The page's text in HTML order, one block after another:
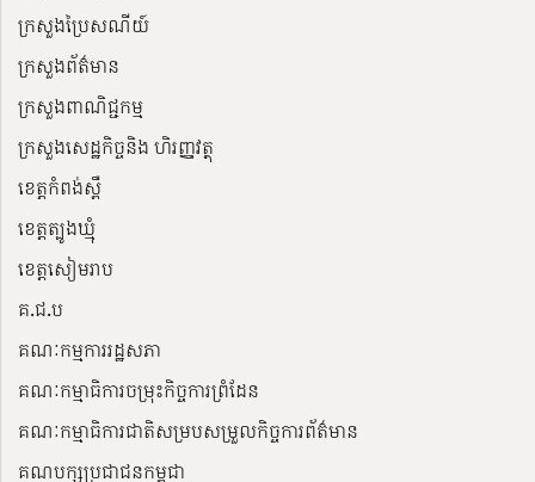
ក្រសួងប្រៃសណីយ៍
ក្រសួងព័ត៌មាន
ក្រសួងពាណិជ្ជកម្ម
ក្រសួងសេដ្ឋកិច្ចនិង ហិរញ្ញវត្ថុ
ខេត្តកំពង់ស្ពឺ
ខេត្តត្បូងឃ្មុំ
ខេត្តសៀមរាប
គ.ជ.ប
គណៈកម្មការរដ្ឋសភា
គណៈកម្មាធិការចម្រុះកិច្ចការព្រំដែន
គណៈកម្មាធិការជាតិសម្របសម្រួលកិច្ចការព័ត៌មាន
គណបក្សប្រជាជនកម្ពុជា